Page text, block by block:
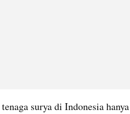
surya di Indonesia hanya